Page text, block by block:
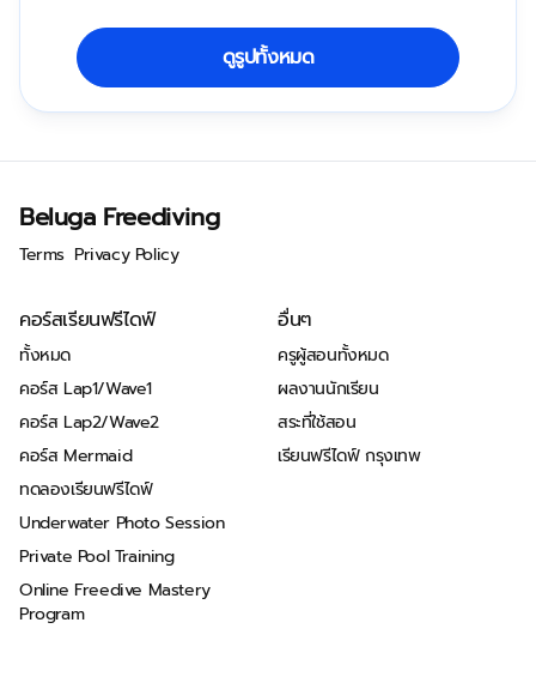
ดูรูปทั้งหมด
Beluga Freediving
Terms Privacy Policy
คอร์สเรียนฟรีไดฟ์
ทั้งหมด
คอร์ส Lap1/Wave1
คอร์ส Lap2/Wave2
คอร์ส Mermaid
ทดลองเรียนฟรีไดฟ์
Underwater Photo Session
Private Pool Training
Online Freedive Mastery
Program
อื่นๆ
ครูผู้สอนทั้งหมด
ผลงานนักเรียน
สระที่ใช้สอน
เรียนฟรีไดฟ์ กรุงเทพ